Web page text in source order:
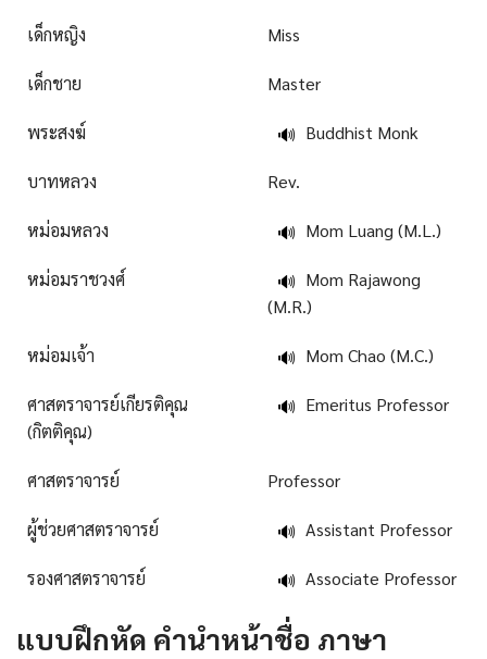
เด็กหญิง Miss
เด็กชาย Master
พระสงฆ์ 🔊 Buddhist Monk
บาทหลวง Rev.
หม่อมหลวง 🔊 Mom Luang (M.L.)
หม่อมราชวงศ์ 🔊 Mom Rajawong
(M.R.)
หม่อมเจ้า 🔊 Mom Chao (M.C.)
ศาสตราจารย์เกียรติคุณ
(กิตติคุณ)
🔊 Emeritus Professor
ศาสตราจารย์ Professor
ผู้ช่วยศาสตราจารย์ 🔊 Assistant Professor
รองศาสตราจารย์ 🔊 Associate Professor
แบบฝึกหัด คํานําหน้าชื่อ ภาษา